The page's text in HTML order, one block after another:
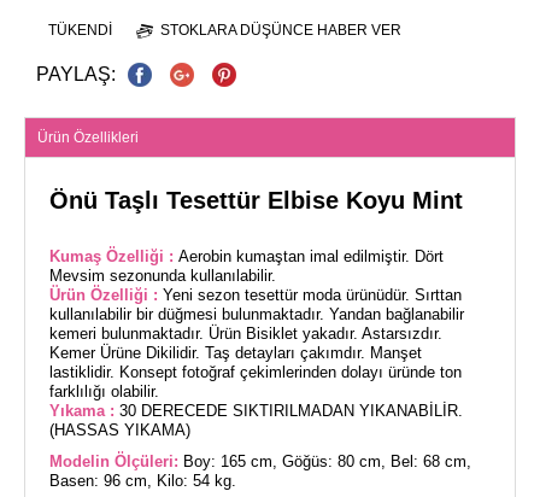
TÜKENDI STOKLARA DÜŞÜNCE HABER VER
PAYLAŞ:
Ürün Özellikleri
Önü Taşlı Tesettür Elbise Koyu Mint
Kumaş Özelliği : Aerobin kumaştan imal edilmiştir. Dört
Mevsim sezonunda kullanılabilir.
Ürün Özelliği : Yeni sezon tesettür moda ürünüdür. Sırttan
kullanılabilir bir düğmesi bulunmaktadır. Yandan bağlanabilir
kemeri bulunmaktadır. Ürün Bisiklet yakadır. Astarsızdır.
Kemer Ürüne Dikilidir. Taş detayları çakımdır. Manşet
lastiklidir. Konsept fotoğraf çekimlerinden dolayı üründe ton
farklılığı olabilir.
Yıkama : 30 DERECEDE SIKTIRILMADAN YIKANABİLİR.
(HASSAS YIKAMA)
Modelin Ölçüleri: Boy: 165 cm, Göğüs: 80 cm, Bel: 68 cm,
Basen: 96 cm, Kilo: 54 kg.